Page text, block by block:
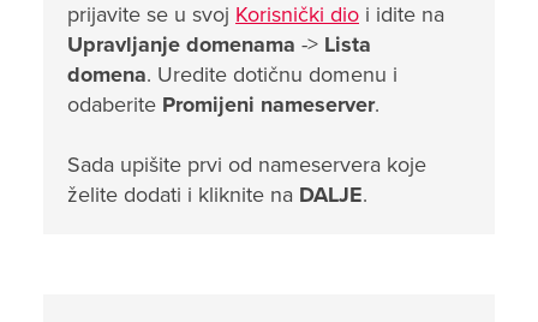
prijavite se u svoj Korisnički dio i idite na
Upravljanje domenama -> Lista
domena. Uredite dotičnu domenu i
odaberite Promijeni nameserver.
Sada upišite prvi od nameservera koje
želite dodati i kliknite na DALJE.